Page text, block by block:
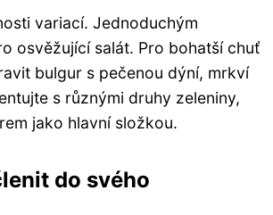
variací. Jednoduchým
osvěžující salát. Pro bohatší chuť
bulgur s pečenou dýní, mrkví
s různými druhy zeleniny,
jako hlavní složkou.
do svého